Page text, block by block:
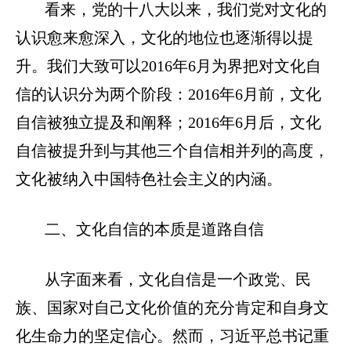
看来，党的十八大以来，我们党对文化的
认识愈来愈深入，文化的地位也逐渐得以提
升。我们大致可以2016年6月为界把对文化自
信的认识分为两个阶段：2016年6月前，文化
自信被独立提及和阐释；2016年6月后，文化
自信被提升到与其他三个自信相并列的高度，
文化被纳入中国特色社会主义的内涵。
二、文化自信的本质是道路自信
从字面来看，文化自信是一个政党、民
族、国家对自己文化价值的充分肯定和自身文
化生命力的坚定信心。然而，习近平总书记重